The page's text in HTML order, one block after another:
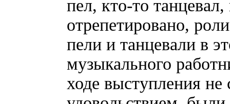
пел, кто-то
отрепетировано,
пели и танцевали в
музыкального
ходе выступления